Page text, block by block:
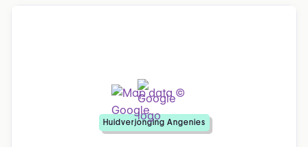
Huidverjonging Angenies